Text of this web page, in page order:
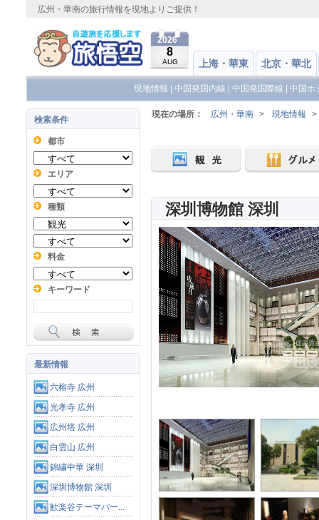
広州・華南の旅行情報を現地よりご提供！
2026
8
AUG 上海・華東 北京・華北
現地情報 中国発国内線 中国発国際線 中国ホ
検索条件
都市
エリア
種類
料金
キーワード
最新情報
六榕寺 広州
光孝寺 広州
広州塔 広州
白雲山 広州
錦繍中華 深圳
深圳博物館 深圳
歓楽谷テーマパー...
現在の場所： 広州・華南 > 現地情報 >
深圳博物館 深圳